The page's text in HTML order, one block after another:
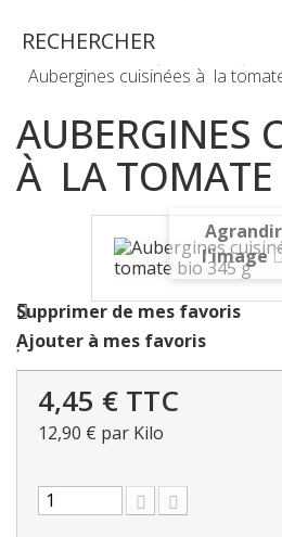
Aubergines cuisinées à la
AUBERGINES
À LA
Agrandir
l'image
Supprimer de mes favoris
Ajouter à mes favoris
4,45 € TTC
12,90 € par Kilo